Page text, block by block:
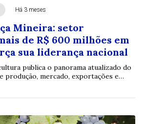
Há 3 meses
Mineira: setor
de R$ 600 milhões em
sua liderança nacional
publica o panorama atualizado do
produção, mercado, exportações e